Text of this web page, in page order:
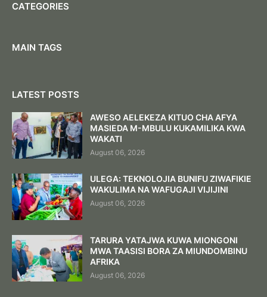
CATEGORIES
MAIN TAGS
LATEST POSTS
AWESO AELEKEZA KITUO CHA AFYA
MASIEDA M-MBULU KUKAMILIKA KWA
WAKATI
August 06, 2026
ULEGA: TEKNOLOJIA BUNIFU ZIWAFIKIE
WAKULIMA NA WAFUGAJI VIJIJINI
August 06, 2026
TARURA YATAJWA KUWA MIONGONI
MWA TAASISI BORA ZA MIUNDOMBINU
AFRIKA
August 06, 2026